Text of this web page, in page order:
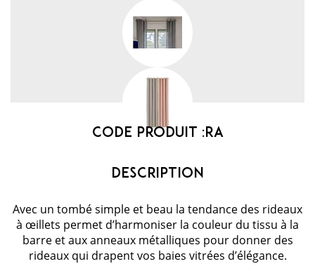
Code Produit :RA
Avec un tombé simple et beau la tendance des rideaux
à œillets permet d’harmoniser la couleur du tissu à la
barre et aux anneaux métalliques pour donner des
rideaux qui drapent vos baies vitrées d’élégance.